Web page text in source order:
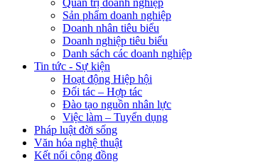
Quản trị doanh nghiệp
Sản phẩm doanh nghiệp
Doanh nhân tiêu biểu
Doanh nghiệp tiêu biểu
Danh sách các doanh nghiệp
Tin tức - Sự kiện
Hoạt động Hiệp hội
Đối tác – Hợp tác
Đào tạo nguồn nhân lực
Việc làm – Tuyển dụng
Pháp luật đời sống
Văn hóa nghệ thuật
Kết nối cộng đồng